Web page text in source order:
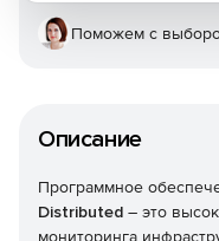
Описание
Программное
Distributed – это
мониторинга
Поможем с